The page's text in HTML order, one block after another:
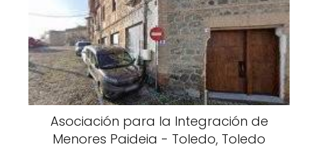
Asociación para la Integración de
Menores Paideia - Toledo, Toledo